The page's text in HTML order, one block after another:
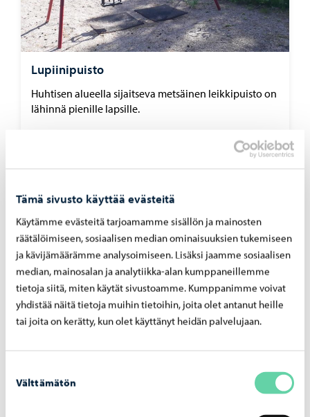
Tämä sivusto käyttää evästeitä
Käytämme evästeitä tarjoamamme sisällön ja mainosten
räätälöimiseen, sosiaalisen median ominaisuuksien tukemiseen
ja kävijämäärämme analysoimiseen. Lisäksi jaamme sosiaalisen
median, mainosalan ja analytiikka-alan kumppaneillemme
tietoja siitä, miten käytät sivustoamme. Kumppanimme voivat
yhdistää näitä tietoja muihin tietoihin, joita olet antanut heille
tai joita on kerätty, kun olet käyttänyt heidän palvelujaan.
valinta
Välttämätön
Lupiinipuisto
Huhtisen alueella sijaitseva metsäinen leikkipuisto on
lähinnä pienille lapsille.
Ilvestiellä Kevätkummussa sijaitseva leikkipuisto, joka
on varusteltu kaikenikäisille lapsille. Puiston vieressä